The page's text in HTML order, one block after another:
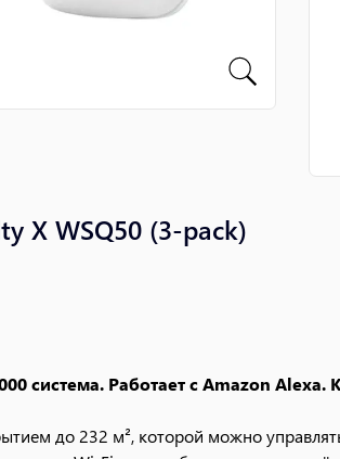
X WSQ50 (3-pack)
система. Работает с Amazon Alexa.
до 232 м², которой можно